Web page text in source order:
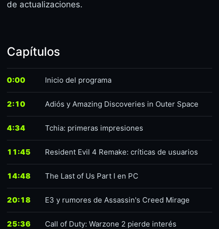
de actualizaciones.
Capítulos
0:00 Inicio del programa
2:10 Adiós y Amazing Discoveries in Outer Space
4:34 Tchia: primeras impresiones
11:45 Resident Evil 4 Remake: críticas de usuarios
14:48 The Last of Us Part I en PC
20:18 E3 y rumores de Assassin's Creed Mirage
25:36 Call of Duty: Warzone 2 pierde interés